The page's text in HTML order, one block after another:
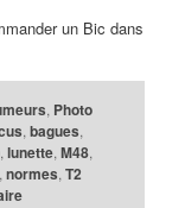
un Bic dans
, Photo
, bagues,
, lunette, M48,
normes, T2